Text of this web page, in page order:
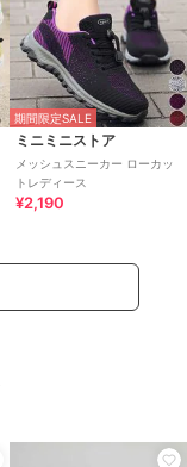
期間限定SALE
ミニミニストア
メッシュスニーカー ローカッ
トレディース
¥2,190